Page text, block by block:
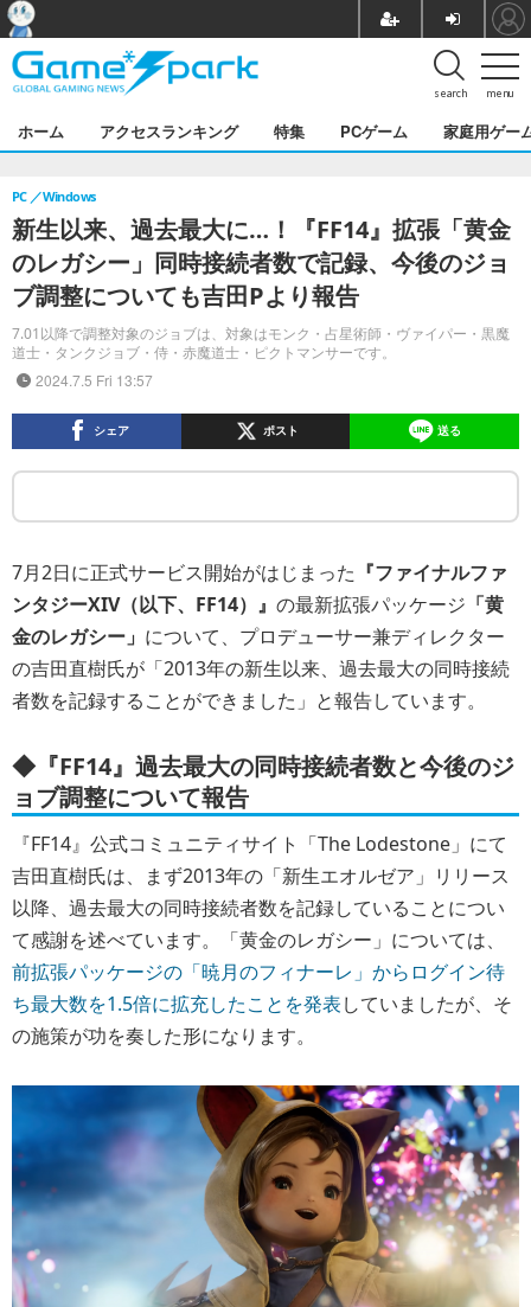
menu
search
ホーム アクセスランキング 特集 PCゲーム 家庭用ゲー
新生以来、過去最大に…！『FF14』拡張「黄金
のレガシー」同時接続者数で記録、今後のジョ
ブ調整についても吉田Pより報告
7.01以降で調整対象のジョブは、対象はモンク・占星術師・ヴァイパー・黒魔
道士・タンクジョブ・侍・赤魔道士・ピクトマンサーです。
PC Windows
2024.7.5 Fri 13:57
シェア ポスト 送る
7月2日に正式サービス開始がはじまった 『ファイナルファ
ンタジーXIV（以下、FF14）』 の最新拡張パッケージ 「黄
金のレガシー」 について、プロデューサー兼ディレクター
の吉田直樹氏が 「2013年の新生以来、過去最大の同時接続
者数を記録することができました」 と報告しています。
◆『FF14』過去最大の同時接続者数と今後のジ
ョブ調整について報告
『FF14』公式コミュニティサイト「The Lodestone」にて
吉田直樹氏は、まず2013年の「新生エオルゼア」リリース
以降、過去最大の同時接続者数を記録していることについ
て感謝を述べています。「黄金のレガシー」については、
前拡張パッケージの「暁月のフィナーレ」からログイン待
ち最大数を1.5倍に拡充したことを発表していましたが、そ
の施策が功を奏した形になります。